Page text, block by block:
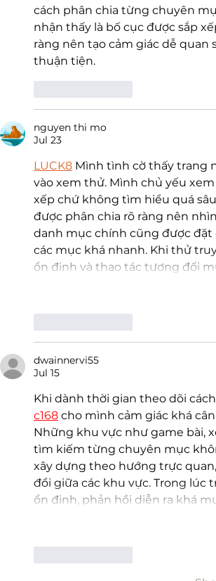
cách phân chia từng chuyên
nhận thấy là bố cục được sắp
ràng nên tạo cảm giác dễ quan
thuận tiện.
nguyen thi mo
Jul 23
LUCK8 Mình tình cờ thấy trang
vào xem thử. Mình chủ yếu
xếp chứ không tìm hiểu quá
được phân chia rõ ràng nên
danh mục chính cũng được
các mục khá nhanh. Khi thử
ổn định và thao tác tương đối
dwainnervi55
Jul 15
Khi dành thời gian theo dõi
c168 cho mình cảm giác khá
Những khu vực như game bài,
tìm kiếm từng chuyên mục
xây dựng theo hướng trực
đổi giữa các khu vực. Trong lúc
ổn định, phản hồi diễn ra khá